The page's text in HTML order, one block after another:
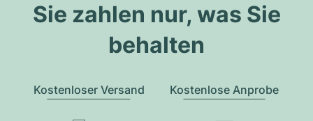
Sie zahlen nur, was Sie
behalten
Kostenloser Versand Kostenlose Anprobe